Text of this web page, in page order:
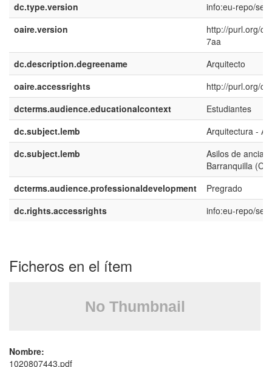
dc.type.version
info:eu-repo/
oaire.version
http://purl.org/
7aa
dc.description.degreename
Arquitecto
oaire.accessrights
http://purl.org/
dcterms.audience.educationalcontext
Estudiantes
dc.subject.lemb
Arquitectura -
dc.subject.lemb
Asilos de
Barranquilla
dcterms.audience.professionaldevelopment
Pregrado
dc.rights.accessrights
info:eu-repo/
Ficheros en el ítem
Nombre:
1020807443.pdf